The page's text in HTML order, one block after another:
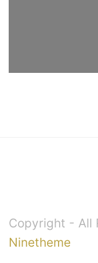
Copyright - All
Ninetheme